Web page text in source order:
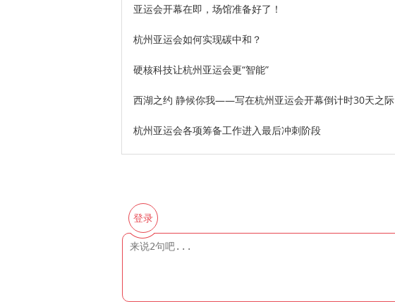
亚运会开幕在即，场馆准备好了！
杭州亚运会如何实现碳中和？
硬核科技让杭州亚运会更“智能”
西湖之约 静候你我——写在杭州亚运会开幕倒计时30天之际
杭州亚运会各项筹备工作进入最后冲刺阶段
登录